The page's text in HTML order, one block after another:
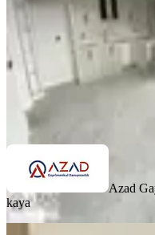
5.750.000 ₺
Azad Gayrimenkul Osmaniye
Ara
Azad
kaya